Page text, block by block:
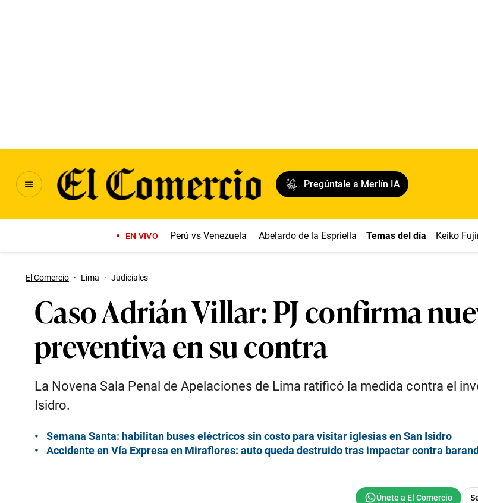
Pregúntale a Merlín IA
EN VIVO Perú vs Venezuela Abelardo de la Espriella Temas del día Keiko
El Comercio · Lima · Judiciales
Caso Adrián Villar: PJ confirma
preventiva en su contra
La Novena Sala Penal de Apelaciones de Lima ratificó la medida contra el
Isidro.
Semana Santa: habilitan buses eléctricos sin costo para visitar iglesias en San Isidro
Accidente en Vía Expresa en Miraflores: auto queda destruido tras impactar contra